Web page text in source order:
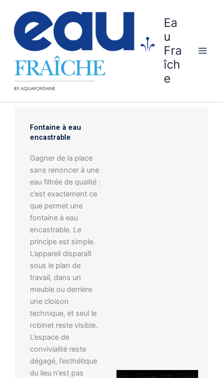
contenu
Ea
u
Fra
îch
e
Fontaine à eau
encastrable
Gagner de la place
sans renoncer à une
eau filtrée de qualité :
c’est exactement ce
que permet une
fontaine à eau
encastrable. Le
principe est simple.
L’appareil disparaît
sous le plan de
travail, dans un
meuble ou derrière
une cloison
technique, et seul le
robinet reste visible.
L’espace de
convivialité reste
dégagé, l’esthétique
du lieu n’est pas